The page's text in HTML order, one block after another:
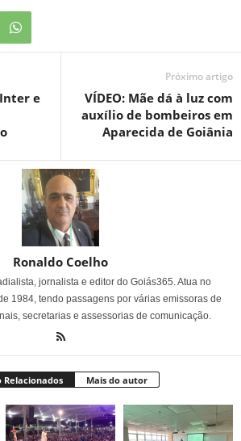
e
Próximo artigo
VÍDEO: Mãe dá à luz com
auxílio de bombeiros em
Aparecida de Goiânia
Ronaldo Coelho
jornalista e editor do Goiás365. Atua no
1984, tendo passagens por várias emissoras de
secretarias e assessorias de comunicação.
Relacionados Mais do autor